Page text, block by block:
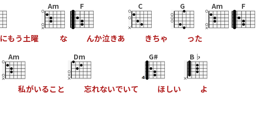
にもう土曜
Am
な
F
んか泣きあ
C
きちゃ
G
った
Am F
Am
私がいるこ と
Dm
忘れないでいて
G#
ほしい
B♭
よ